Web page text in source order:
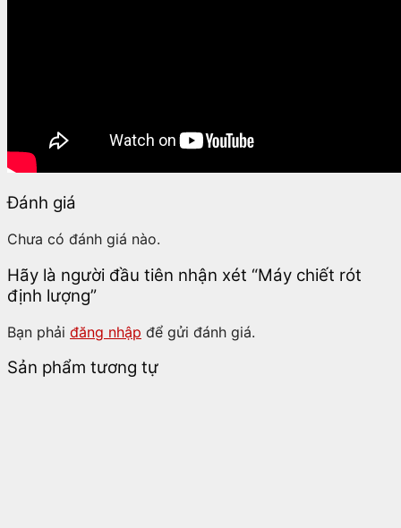
Đánh giá
Chưa có đánh giá nào.
Hãy là người đầu tiên nhận xét “Máy chiết rót
định lượng”
Bạn phải đăng nhập để gửi đánh giá.
Sản phẩm tương tự